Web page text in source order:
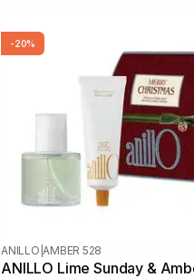
-20%
ANILLO AMBER 528
ANILLO Lime Sunday &